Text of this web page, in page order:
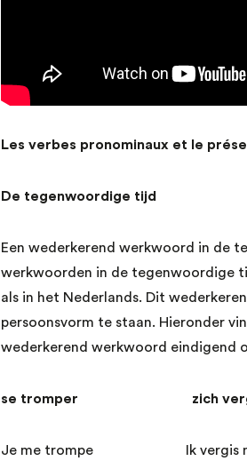
Les verbes pronominaux et le
De tegenwoordige tijd
Een wederkerend werkwoord in de
werkwoorden in de tegenwoordige
als in het Nederlands. Dit
persoonsvorm te staan. Hieronder
wederkerend werkwoord eindigend
se tromper zich
Je me trompe Ik vergis